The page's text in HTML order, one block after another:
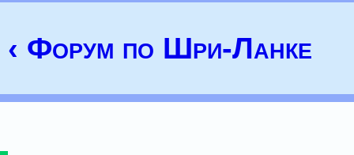
‹ Форум по Шри-Ланке